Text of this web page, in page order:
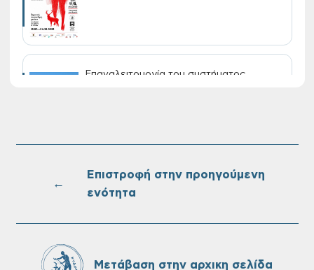
Επαναλειτουργία του συστήματος
Πίνακες προσληπτέων και Ονομαστικοί
πίνακες της προκήρυξης ΣΟΧ 3/2026 του
Δήμου Χανίων
πρόσληψη προσωπικού με σχέση
←
Επιστροφή στην προηγούμενη
ενότητα
Μετάβαση στην αρχικη σελίδα